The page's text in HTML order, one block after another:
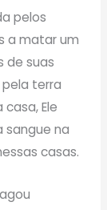
pelos
a matar um
de suas
pela terra
Ele
sangue na
casas.